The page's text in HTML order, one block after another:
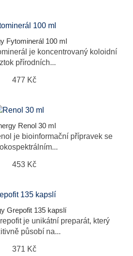
Fytominerál 100 ml
je koncentrovaný koloidní
přírodních...
477 Kč
Renol 30 ml
je bioinformační přípravek se
453 Kč
Grepofit 135 kapslí
je unikátní preparát, který
působí na...
371 Kč